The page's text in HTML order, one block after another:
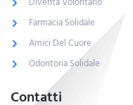
Farmacia Solidale
Amici Del Cuore
Odontoria Solidale
Contatti